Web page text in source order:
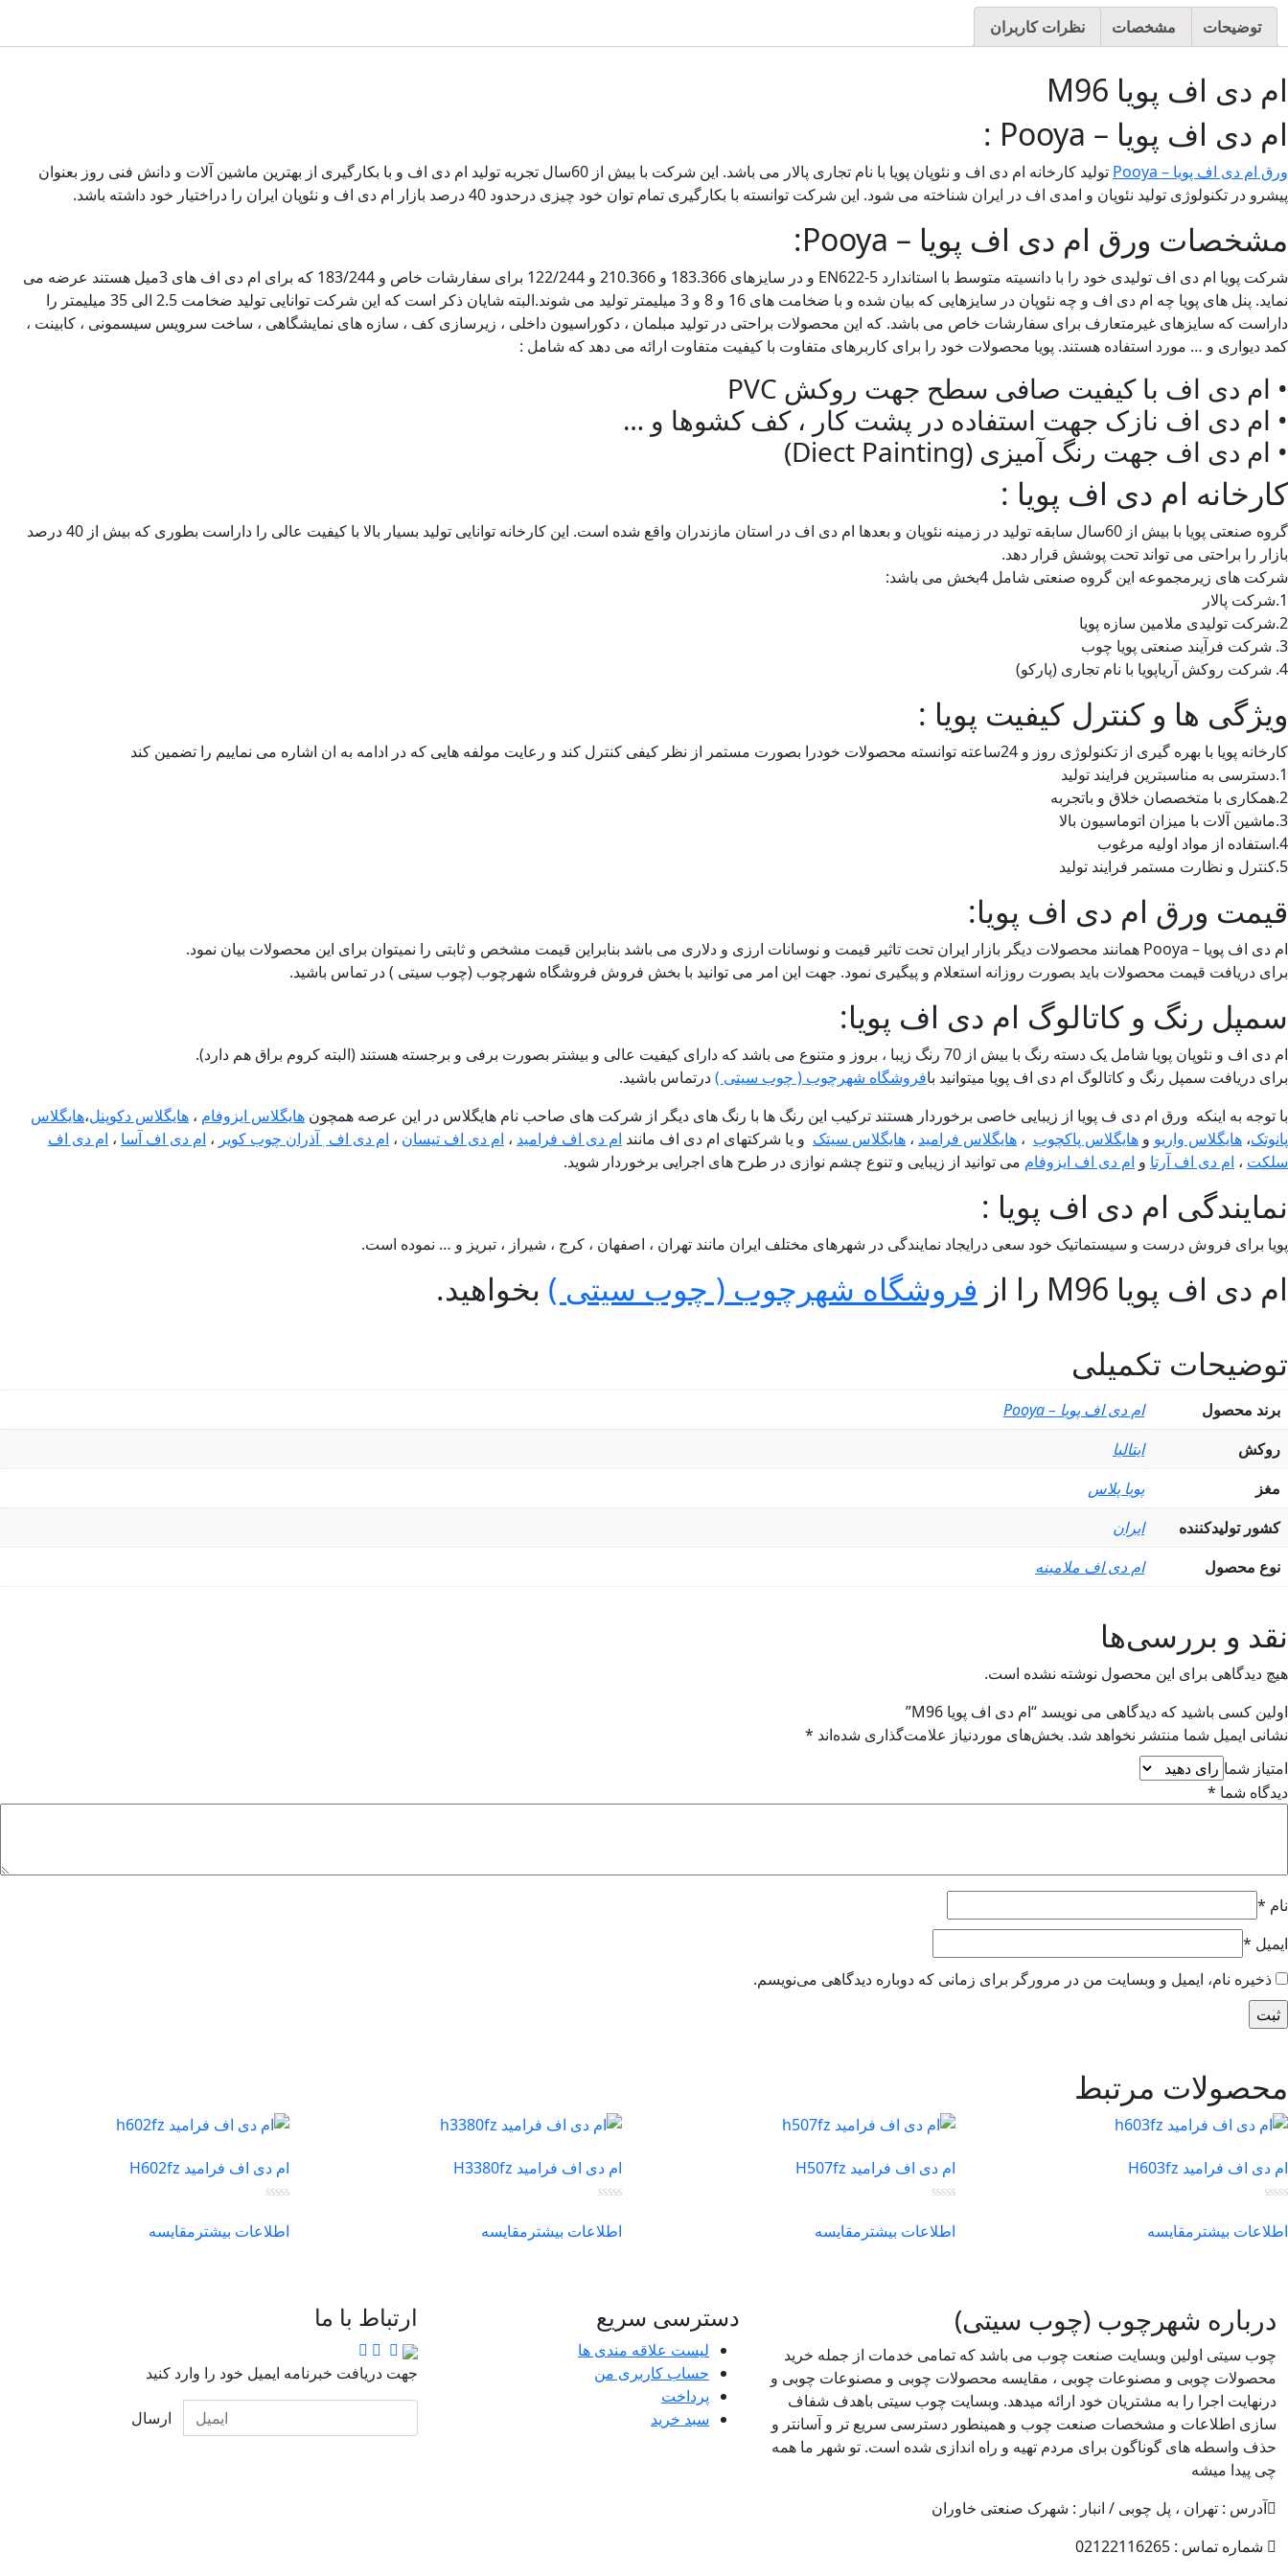
توضیحات مشخصات نظرات کاربران
ام دی اف پویا M96
ام دی اف پویا – Pooya :
ورق ام دی اف پویا – Pooya
تولید کارخانه ام دی اف و نئوپان پویا با نام تجاری پالار می باشد. این شرکت با بیش از 60سال تجربه تولید ام دی اف و با بکارگیری از بهترین ماشین آلات و دانش فنی روز بعنوان
پیشرو در تکنولوژی تولید نئوپان و امدی اف در ایران شناخته می شود. این شرکت توانسته با بکارگیری تمام توان خود چیزی درحدود 40 درصد بازار ام دی اف و نئوپان ایران را دراختیار خود داشته باشد.
مشخصات ورق ام دی اف پویا – Pooya:
شرکت پویا ام دی اف تولیدی خود را با دانسیته متوسط با استاندارد EN622-5 و در سایزهای 183.366 و 210.366 و 122/244 برای سفارشات خاص و 183/244 که برای ام دی اف های 3میل هستند عرضه می
نماید. پنل های پویا چه ام دی اف و چه نئوپان در سایزهایی که بیان شده و با ضخامت های 16 و 8 و 3 میلیمتر تولید می شوند.البته شایان ذکر است که این شرکت توانایی تولید ضخامت 2.5 الی 35 میلیمتر را
داراست که سایزهای غیرمتعارف برای سفارشات خاص می باشد. که این محصولات براحتی در تولید مبلمان ، دکوراسیون داخلی ، زیرسازی کف ، سازه های نمایشگاهی ، ساخت سرویس سیسمونی ، کابینت ،
کمد دیواری و … مورد استفاده هستند. پویا محصولات خود را برای کاربرهای متفاوت با کیفیت متفاوت ارائه می دهد که شامل :
• ام دی اف با کیفیت صافی سطح جهت روکش PVC
• ام دی اف نازک جهت استفاده در پشت کار ، کف کشوها و …
• ام دی اف جهت رنگ آمیزی (Diect Painting)
کارخانه ام دی اف پویا :
گروه صنعتی پویا با بیش از 60سال سابقه تولید در زمینه نئوپان و بعدها ام دی اف در استان مازندران واقع شده است. این کارخانه توانایی تولید بسیار بالا با کیفیت عالی را داراست بطوری که بیش از 40 درصد
بازار را براحتی می تواند تحت پوشش قرار دهد.
شرکت های زیرمجموعه این گروه صنعتی شامل 4بخش می باشد:
1.شرکت پالار
2.شرکت تولیدی ملامین سازه پویا
3. شرکت فرآیند صنعتی پویا چوب
4. شرکت روکش آریاپویا با نام تجاری (پارکو)
ویژگی ها و کنترل کیفیت پویا :
کارخانه پویا با بهره گیری از تکنولوژی روز و 24ساعته توانسته محصولات خودرا بصورت مستمر از نظر کیفی کنترل کند و رعایت مولفه هایی که در ادامه به ان اشاره می نماییم را تضمین کند
1.دسترسی به مناسبترین فرایند تولید
2.همکاری با متخصصان خلاق و باتجربه
3.ماشین آلات با میزان اتوماسیون بالا
4.استفاده از مواد اولیه مرغوب
5.کنترل و نظارت مستمر فرایند تولید
قیمت ورق ام دی اف پویا:
ام دی اف پویا – Pooya همانند محصولات دیگر بازار ایران تحت تاثیر قیمت و نوسانات ارزی و دلاری می باشد بنابراین قیمت مشخص و ثابتی را نمیتوان برای این محصولات بیان نمود.
برای دریافت قیمت محصولات باید بصورت روزانه استعلام و پیگیری نمود. جهت این امر می توانید با بخش فروش فروشگاه شهرچوب (چوب سیتی ) در تماس باشید.
سمپل رنگ و کاتالوگ ام دی اف پویا:
ام دی اف و نئوپان پویا شامل یک دسته رنگ با بیش از 70 رنگ زیبا ، بروز و متنوع می باشد که دارای کیفیت عالی و بیشتر بصورت برفی و برجسته هستند (البته کروم براق هم دارد).
برای دریافت سمپل رنگ و کاتالوگ ام دی اف پویا میتوانید بافروشگاه شهرچوب ( چوب سیتی )درتماس باشید.
با توجه به اینکه ورق ام دی ف پویا از زیبایی خاصی برخوردار هستند ترکیب این رنگ ها با رنگ های دیگر از شرکت های صاحب نام هایگلاس در این عرصه همچون هایگلاس ایزوفام ، هایگلاس دکوپنل،هایگلاس
پانوتک، هایگلاس واریو و هایگلاس پاکچوب ، هایگلاس فرامید ، هایگلاس سیتک و یا شرکتهای ام دی اف مانند ام دی اف فرامید ، ام دی اف تیسان ، ام دی اف ٖآذران چوب کویر ، ام دی اف آسا ، ام دی اف
سلکت ، ام دی اف آرتا و ام دی اف ایزوفام می توانید از زیبایی و تنوع چشم نوازی در طرح های اجرایی برخوردار شوید.
نمایندگی ام دی اف پویا :
پویا برای فروش درست و سیستماتیک خود سعی درایجاد نمایندگی در شهرهای مختلف ایران مانند تهران ، اصفهان ، کرج ، شیراز ، تبریز و … نموده است.
ام دی اف پویا M96 را از فروشگاه شهرچوب ( چوب سیتی ) بخواهید.
توضیحات تکمیلی
برند محصول
ام دی اف پویا – Pooya
روکش
ایتالیا
مغز
پویا پلاس
کشور تولیدکننده
ایران
نوع محصول
ام دی اف ملامینه
نقد و بررسی‌ها
هیچ دیدگاهی برای این محصول نوشته نشده است.
اولین کسی باشید که دیدگاهی می نویسد “ام دی اف پویا M96”
نشانی ایمیل شما منتشر نخواهد شد. بخش‌های موردنیاز علامت‌گذاری شده‌اند *
امتیاز شما
دیدگاه شما *
نام *
ایمیل *
ذخیره نام، ایمیل و وبسایت من در مرورگر برای زمانی که دوباره دیدگاهی می‌نویسم.
محصولات مرتبط
ام دی اف فرامید H603fz
اطلاعات بیشتر مقایسه
ام دی اف فرامید H507fz
اطلاعات بیشتر مقایسه
ام دی اف فرامید H3380fz
اطلاعات بیشتر مقایسه
ام دی اف فرامید H602fz
اطلاعات بیشتر مقایسه
درباره شهرچوب (چوب سیتی)
چوب سیتی اولین وبسایت صنعت چوب می باشد که تمامی خدمات از جمله خرید
محصولات چوبی و مصنوعات چوبی ، مقایسه محصولات چوبی و مصنوعات چوبی و
درنهایت اجرا را به مشتریان خود ارائه میدهد. وبسایت چوب سیتی باهدف شفاف
سازی اطلاعات و مشخصات صنعت چوب و همینطور دسترسی سریع تر و آسانتر و
حذف واسطه های گوناگون برای مردم تهیه و راه اندازی شده است. تو شهر ما همه
چی پیدا میشه
آدرس : تهران ، پل چوبی / انبار : شهرک صنعتی خاوران
شماره تماس : 02122116265
دسترسی سریع
لیست علاقه مندی ها
حساب کاربری من
پرداخت
سبد خرید
ارتباط با ما
جهت دریافت خبرنامه ایمیل خود را وارد کنید
ارسال